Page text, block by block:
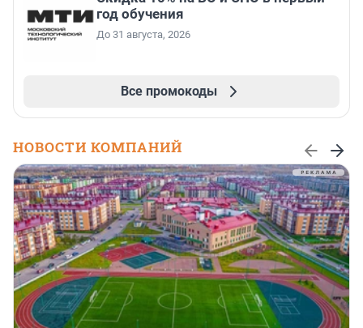
год обучения
До 31 августа, 2026
Все промокоды
НОВОСТИ КОМПАНИЙ